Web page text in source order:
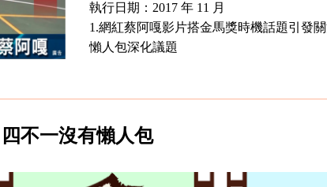
執行日期：2017 年 11 月
1.網紅蔡阿嘎影片搭金馬獎時機話題引發
懶人包深化議題
四不一沒有懶人包